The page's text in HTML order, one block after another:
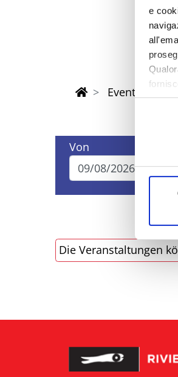
e
Eventi di
Von
Die Veranstaltungen